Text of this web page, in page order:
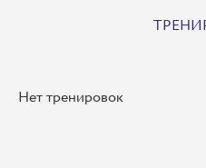
Нет тренировок